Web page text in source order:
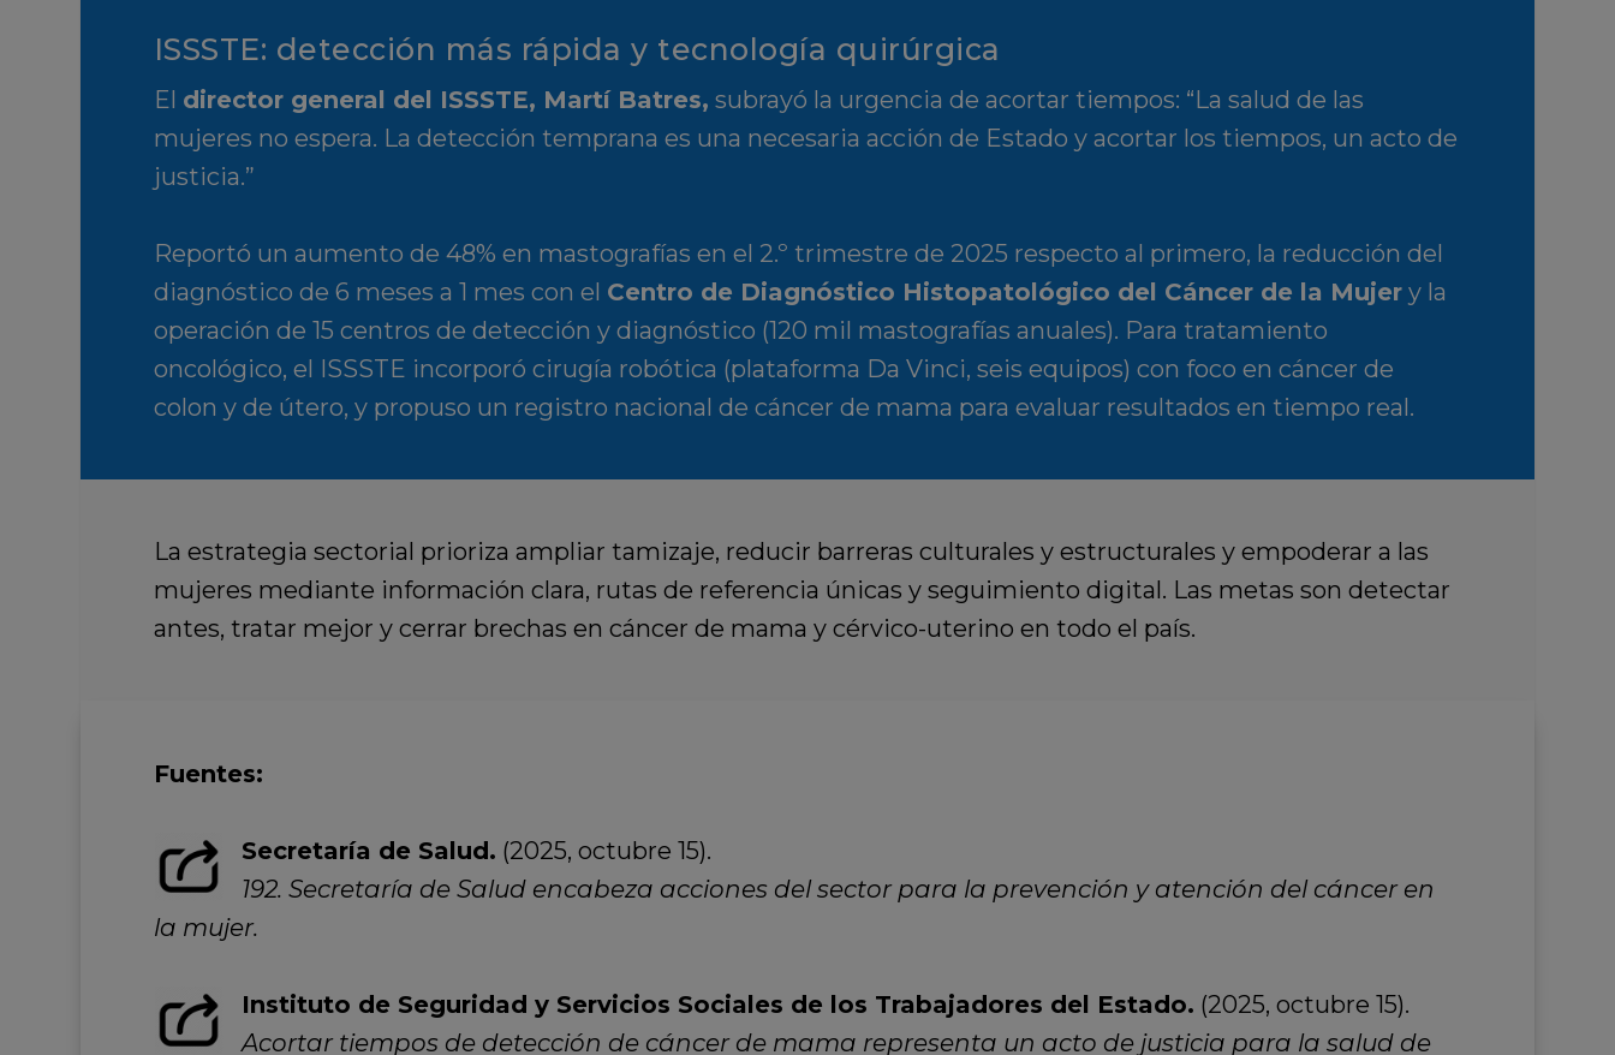
ISSSTE: detección más rápida y tecnología quirúrgica
El director general del ISSSTE, Martí Batres, subrayó la urgencia de acortar tiempos: “La salud de las
mujeres no espera. La detección temprana es una necesaria acción de Estado y acortar los tiempos, un acto de
justicia.”
Reportó un aumento de 48% en mastografías en el 2.º trimestre de 2025 respecto al primero, la reducción del
diagnóstico de 6 meses a 1 mes con el Centro de Diagnóstico Histopatológico del Cáncer de la Mujery la
operación de 15 centros de detección y diagnóstico (120 mil mastografías anuales). Para tratamiento
oncológico, el ISSSTE incorporó cirugía robótica (plataforma Da Vinci, seis equipos) con foco en cáncer de
colon y de útero, y propuso un registro nacional de cáncer de mama para evaluar resultados en tiempo real.
La estrategia sectorial prioriza ampliar tamizaje, reducir barreras culturales y estructurales y empoderar a las
mujeres mediante información clara, rutas de referencia únicas y seguimiento digital. Las metas son detectar
antes, tratar mejor y cerrar brechas en cáncer de mama y cérvico-uterino en todo el país.
Fuentes:
Secretaría de Salud. (2025, octubre 15).
192. Secretaría de Salud encabeza acciones del sector para la prevención y atención del cáncer en
la mujer.
Instituto de Seguridad y Servicios Sociales de los Trabajadores del Estado. (2025, octubre 15).
Acortar tiempos de detección de cáncer de mama representa un acto de justicia para la salud de